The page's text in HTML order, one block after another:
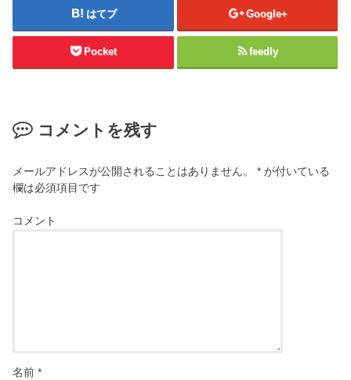
はてブ Google+
Pocket feedly
コメントを残す
メールアドレスが公開されることはありません。 * が付いている
欄は必須項目です
コメント
名前*